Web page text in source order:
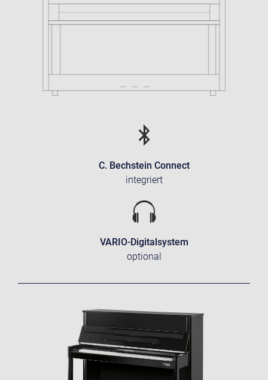
C. Bechstein Connect
integriert
VARIO-Digitalsystem
optional